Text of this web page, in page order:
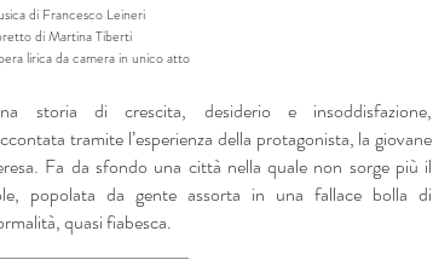
di Francesco Leineri
di Martina Tiberti
lirica da camera in unico atto
storia di crescita, desiderio e insoddisfazione,
tramite l’esperienza della protagonista, la giovane
Fa da sfondo una città nella quale non sorge più il
popolata da gente assorta in una fallace bolla di
quasi fiabesca.